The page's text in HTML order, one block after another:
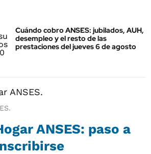
Cuándo cobro ANSES: jubilados, AUH,
desempleo y el resto de las
prestaciones del jueves 6 de agosto
ANSES: paso a